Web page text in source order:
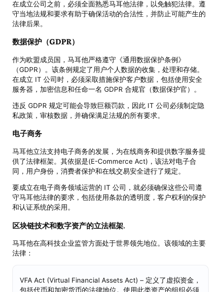
在成立公司之前，必须全面熟悉马耳他法律，以免触犯法律。遵
守当地法规和要求有助于确保活动的合法性，并防止可能产生的
法律后果。
数据保护（GDPR）
作为欧盟成员国，马耳他严格遵守《通用数据保护条例》
（GDPR）。该条例规定了用户个人数据的收集，处理和存储。
在成立 IT 公司时，必须采取措施保护客户数据，包括使用安全
服务器，加密信息和任命一名 GDPR 合规官（数据保护官）。
违反 GDPR 规定可能会导致巨额罚款，因此 IT 公司必须制定隐
私政策，审核数据，并确保满足法规的所有要求。
电子商务
马耳他立法支持电子商务的发展，为在线商务和提供数字服务提
供了法律框架。其依据是(E-Commerce Act)，该法对电子合
同，用户身份，消费者保护和在线交易安全进行了规定。
要成立在电子商务领域运营的 IT 公司，就必须确保这些公司遵
守马耳他法律的要求，包括使用条款的透明度，客户权利的保护
和认证系统的采用。
区块链技术和数字资产的立法框架.
马耳他在高科技企业监管方面处于世界领先地位。该领域的主要
法律：
VFA Act (Virtual Financial Assets Act) – 定义了虚拟资金，
包括代币和加密货币的法律地位。使用此类资产的组织必须